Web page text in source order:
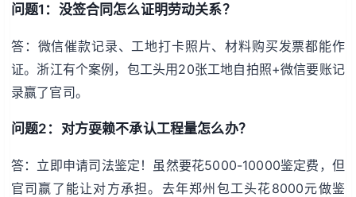
问题1：没签合同怎么证明劳动关系？
答：微信催款记录、工地打卡照片、材料购买发票都能作
证。浙江有个案例，包工头用20张工地自拍照+微信要账记
录赢了官司。
问题2：对方耍赖不承认工程量怎么办？
答：立即申请司法鉴定！虽然要花5000-10000鉴定费，但
官司赢了能让对方承担。去年郑州包工头花8000元做鉴